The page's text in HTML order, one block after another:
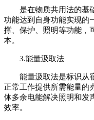
是在物质共用法的基础
功能达到自身功能实现的
撑、保护、照明等功能，
本。
3.能量汲取法
能量汲取法是标识从宿
正常工作提供所需能量的
体多余电能解决照明和发
效率。